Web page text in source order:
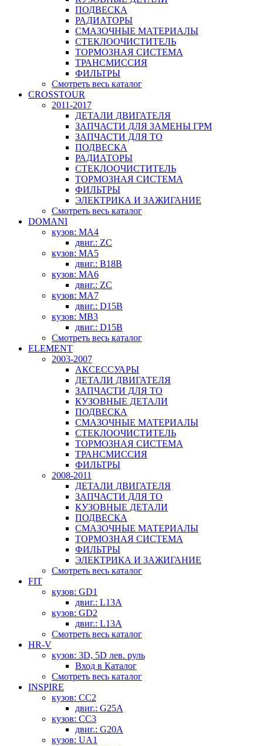
ПОДВЕСКА
РАДИАТОРЫ
СМАЗОЧНЫЕ МАТЕРИАЛЫ
СТЕКЛООЧИСТИТЕЛЬ
ТОРМОЗНАЯ СИСТЕМА
ТРАНСМИССИЯ
ФИЛЬТРЫ
Смотреть весь каталог
CROSSTOUR
2011-2017
ДЕТАЛИ ДВИГАТЕЛЯ
ЗАПЧАСТИ ДЛЯ ЗАМЕНЫ ГРМ
ЗАПЧАСТИ ДЛЯ ТО
ПОДВЕСКА
РАДИАТОРЫ
СТЕКЛООЧИСТИТЕЛЬ
ТОРМОЗНАЯ СИСТЕМА
ФИЛЬТРЫ
ЭЛЕКТРИКА И ЗАЖИГАНИЕ
Смотреть весь каталог
DOMANI
кузов: MA4
двиг.: ZC
кузов: MA5
двиг.: B18B
кузов: MA6
двиг.: ZC
кузов: MA7
двиг.: D15B
кузов: MB3
двиг.: D15B
Смотреть весь каталог
ELEMENT
2003-2007
АКСЕССУАРЫ
ДЕТАЛИ ДВИГАТЕЛЯ
ЗАПЧАСТИ ДЛЯ ТО
КУЗОВНЫЕ ДЕТАЛИ
ПОДВЕСКА
СМАЗОЧНЫЕ МАТЕРИАЛЫ
СТЕКЛООЧИСТИТЕЛЬ
ТОРМОЗНАЯ СИСТЕМА
ТРАНСМИССИЯ
ФИЛЬТРЫ
2008-2011
ДЕТАЛИ ДВИГАТЕЛЯ
ЗАПЧАСТИ ДЛЯ ТО
КУЗОВНЫЕ ДЕТАЛИ
ПОДВЕСКА
СМАЗОЧНЫЕ МАТЕРИАЛЫ
ТОРМОЗНАЯ СИСТЕМА
ФИЛЬТРЫ
ЭЛЕКТРИКА И ЗАЖИГАНИЕ
Смотреть весь каталог
FIT
кузов: GD1
двиг.: L13A
кузов: GD2
двиг.: L13A
Смотреть весь каталог
HR-V
кузов: 3D, 5D лев. руль
Вход в Каталог
Смотреть весь каталог
INSPIRE
кузов: CC2
двиг.: G25A
кузов: CC3
двиг.: G20A
кузов: UA1